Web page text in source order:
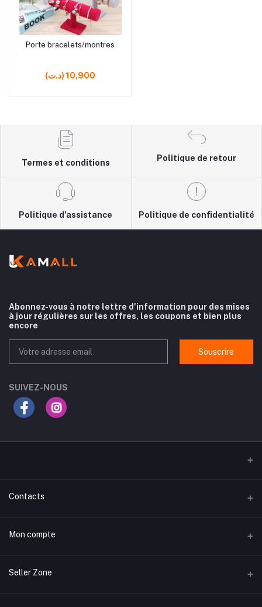
rrrrrr6 rrrrrr0
Ajouter au panier
Porte bracelets/montres
(د.ت) 10,900
Termes et conditions
Politique de retour
Politique d'assistance Politique de confidentialité
Abonnez-vous à notre lettre d'information pour des mises
à jour régulières sur les offres, les coupons et bien plus
encore
Souscrire
SUIVEZ-NOUS
Contacts
Adresse
Téléphone
Mon compte
تسجيل الدخول لحسابك
Seller Zone